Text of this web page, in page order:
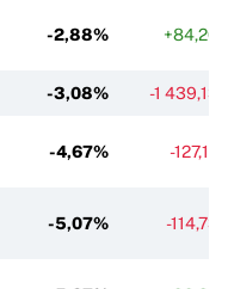
-2,88%
-3,08% -1
-4,67% -
-5,07% -